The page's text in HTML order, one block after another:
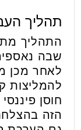
תהליך
התהליך
שבה
לאחר מכן
להמליצות
חוסן
הזה